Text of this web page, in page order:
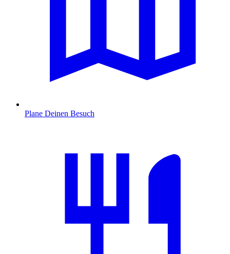
Plane Deinen Besuch